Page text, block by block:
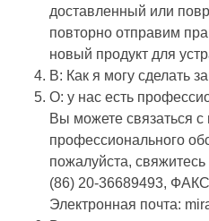
доставленный или
повторно отправим
новый продукт для
В: Как я могу сделать
О: у нас есть
Вы можете связаться
профессионального
пожалуйста,
(86) 20-36689493,
Электронная почта: